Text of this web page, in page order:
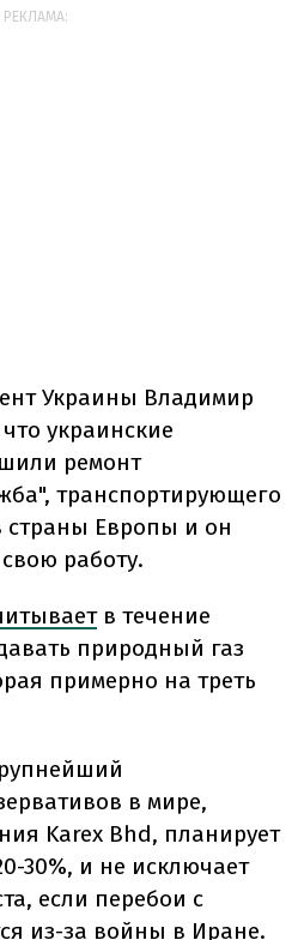
РЕКЛАМА:
Украины Владимир
что украинские
ремонт
транспортирующего
страны Европы и он
работу.
в течение
природный газ
примерно на треть
в мире,
Karex Bhd, планирует
30%, и не исключает
если перебои с
из-за войны в Иране.